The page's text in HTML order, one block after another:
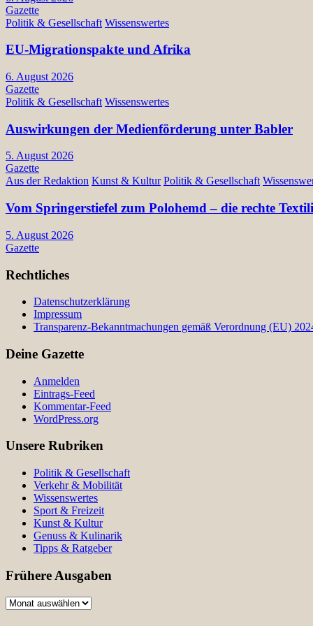
Gazette
Politik & Gesellschaft Wissenswertes
EU-Migrationspakte und Afrika
6. August 2026
Gazette
Politik & Gesellschaft Wissenswertes
Auswirkungen der Medienförderung unter Babler
5. August 2026
Gazette
Aus der Redaktion Kunst & Kultur Politik & Gesellschaft
Vom Springerstiefel zum Polohemd – die rechte
5. August 2026
Gazette
Rechtliches
Datenschutzerklärung
Impressum
Transparenz-Bekanntmachungen gemäß Verordnung (EU)
Deine Gazette
Anmelden
Eintrags-Feed
Kommentar-Feed
WordPress.org
Unsere Rubriken
Politik & Gesellschaft
Verkehr & Mobilität
Wissenswertes
Sport & Freizeit
Kunst & Kultur
Genuss & Kulinarik
Tipps & Ratgeber
Frühere Ausgaben
Frühere